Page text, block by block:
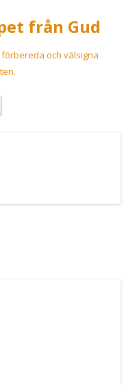
från Gud
och välsigna
Skip
content